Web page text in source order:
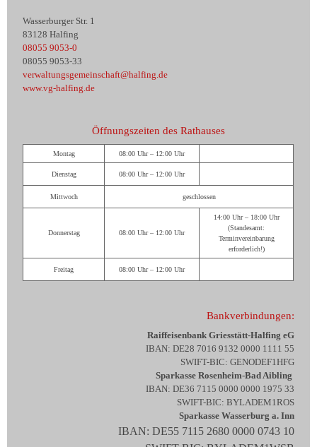
Wasserburger Str. 1
83128 Halfing
08055 9053-0
08055 9053-33
verwaltungsgemeinschaft@halfing.de
www.vg-halfing.de
Öffnungszeiten des Rathauses
Montag 08:00 Uhr – 12:00 Uhr
Dienstag 08:00 Uhr – 12:00 Uhr
Mittwoch geschlossen
Donnerstag 08:00 Uhr – 12:00 Uhr
14:00 Uhr – 18:00 Uhr
(Standesamt:
Terminvereinbarung
erforderlich!)
Freitag 08:00 Uhr – 12:00 Uhr
Bankverbindungen:
Raiffeisenbank Griesstätt-Halfing eG
IBAN: DE28 7016 9132 0000 1111 55
SWIFT-BIC: GENODEF1HFG
Sparkasse Rosenheim-Bad Aibling
IBAN: DE36 7115 0000 0000 1975 33
SWIFT-BIC: BYLADEM1ROS
Sparkasse Wasserburg a. Inn
IBAN: DE55 7115 2680 0000 0743 10